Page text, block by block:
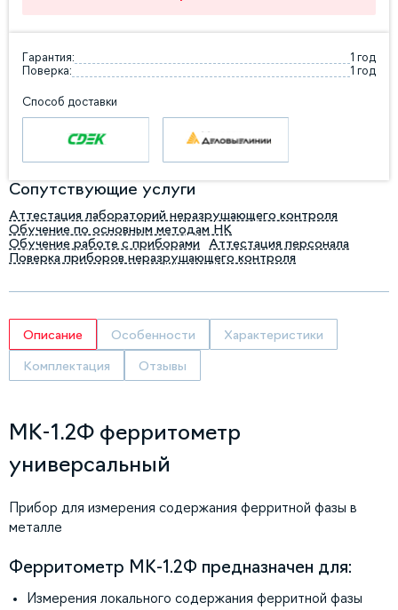
Гарантия:
1 год
Поверка:
1 год
Способ доставки
Сопутствующие услуги
Аттестация лабораторий неразрушающего контроля
Обучение по основным методам НК
Обучение работе с приборами
Аттестация персонала
Поверка приборов неразрушающего контроля
Описание Особенности Характеристики
Комплектация Отзывы
МК-1.2Ф ферритометр
универсальный
Прибор для измерения содержания ферритной фазы в
металле
Ферритометр МК-1.2Ф предназначен для:
Измерения локального содержания ферритной фазы